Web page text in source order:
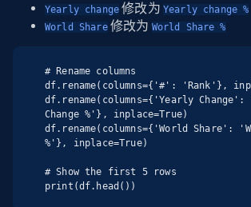
Yearly change 修改为 Yearly change %
World Share修改为 World Share %
# Rename columns
df.rename(columns={'#': 'Rank'},
df.rename(columns={'Yearly
Change %'}, inplace=True)
df.rename(columns={'World Share':
%'}, inplace=True)
# Show the first 5 rows
print(df.head())